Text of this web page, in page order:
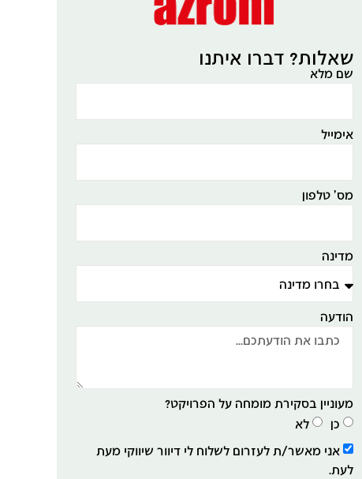
שאלות? דברו איתנו
שם מלא
אימייל
מס' טלפון
מדינה
הודעה
מעוניין בסקירת מומחה על הפרויקט?
כן
לא
אני מאשר/ת לעזרום לשלוח לי דיוור שיווקי מעת
לעת.